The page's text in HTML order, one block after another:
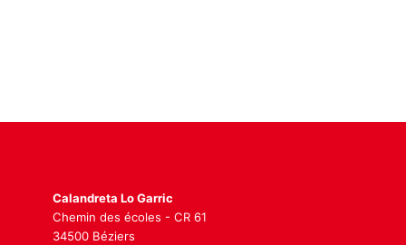
Calandreta Lo Garric
Chemin des écoles - CR 61
34500 Béziers